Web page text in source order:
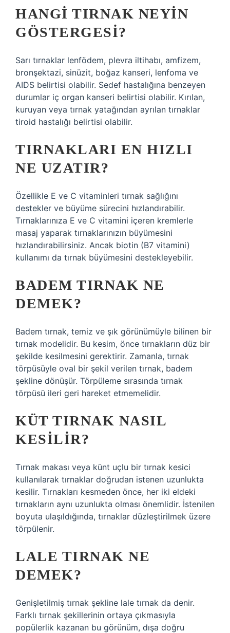
HANGI TIRNAK NEYIN
GÖSTERGESI?
Sarı tırnaklar lenfödem, plevra iltihabı, amfizem,
bronşektazi, sinüzit, boğaz kanseri, lenfoma ve
AIDS belirtisi olabilir. Sedef hastalığına benzeyen
durumlar iç organ kanseri belirtisi olabilir. Kırılan,
kuruyan veya tırnak yatağından ayrılan tırnaklar
tiroid hastalığı belirtisi olabilir.
TIRNAKLARI EN HIZLI
NE UZATIR?
Özellikle E ve C vitaminleri tırnak sağlığını
destekler ve büyüme sürecini hızlandırabilir.
Tırnaklarınıza E ve C vitamini içeren kremlerle
masaj yaparak tırnaklarınızın büyümesini
hızlandırabilirsiniz. Ancak biotin (B7 vitamini)
kullanımı da tırnak büyümesini destekleyebilir.
BADEM TIRNAK NE
DEMEK?
Badem tırnak, temiz ve şık görünümüyle bilinen bir
tırnak modelidir. Bu kesim, önce tırnakların düz bir
şekilde kesilmesini gerektirir. Zamanla, tırnak
törpüsüyle oval bir şekil verilen tırnak, badem
şekline dönüşür. Törpüleme sırasında tırnak
törpüsü ileri geri hareket etmemelidir.
KÜT TIRNAK NASIL
KESILIR?
Tırnak makası veya künt uçlu bir tırnak kesici
kullanılarak tırnaklar doğrudan istenen uzunlukta
kesilir. Tırnakları kesmeden önce, her iki eldeki
tırnakların aynı uzunlukta olması önemlidir. İstenilen
boyuta ulaşıldığında, tırnaklar düzleştirilmek üzere
törpülenir.
LALE TIRNAK NE
DEMEK?
Genişletilmiş tırnak şekline lale tırnak da denir.
Farklı tırnak şekillerinin ortaya çıkmasıyla
popülerlik kazanan bu görünüm, dışa doğru